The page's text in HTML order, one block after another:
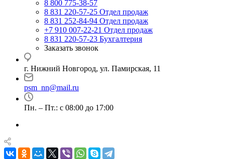
8 800 775-38-57
8 831 220-57-25 Отдел продаж
8 831 252-84-94 Отдел продаж
+7 910 007-22-21 Отдел продаж
8 831 220-57-23 Бухгалтерия
Заказать звонок
г. Нижний Новгород, ул. Памирская, 11
psm_nn@mail.ru
Пн. – Пт.: с 08:00 до 17:00